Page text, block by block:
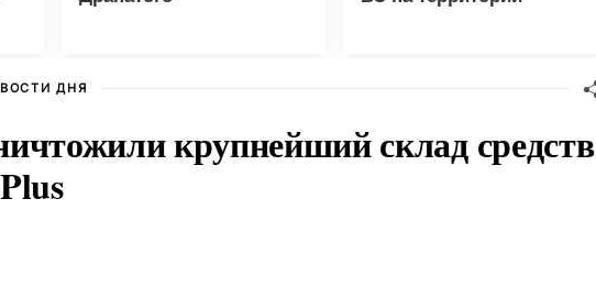
ДНЯ
крупнейший склад средств